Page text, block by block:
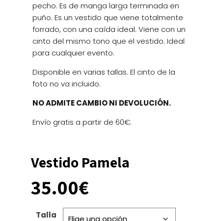
pecho. Es de manga larga terminada en
puño. Es un vestido que viene totalmente
forrado, con una caída ideal. Viene con un
cinto del mismo tono que el vestido. Ideal
para cualquier evento.
Disponible en varias tallas. El cinto de la
foto no va incluido.
NO ADMITE CAMBIO NI DEVOLUCIÓN.
Envío gratis a partir de 60€.
Vestido Pamela
35.00€
Talla